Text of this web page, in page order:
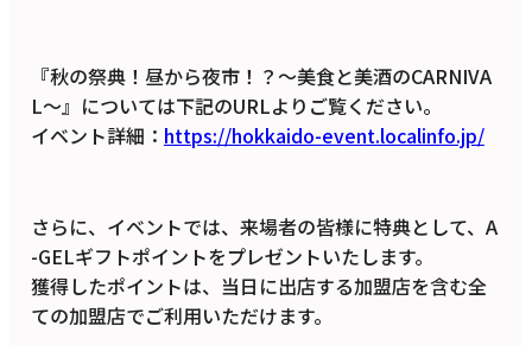
『秋の祭典！昼から夜市！？〜美食と美酒のCARNIVA
L〜』については下記のURLよりご覧ください。
イベント詳細： https://hokkaido-event.localinfo.jp/
さらに、イベントでは、来場者の皆様に特典として、A
-GELギフトポイントをプレゼントいたします。
獲得したポイントは、当日に出店する加盟店を含む全
ての加盟店でご利用いただけます。